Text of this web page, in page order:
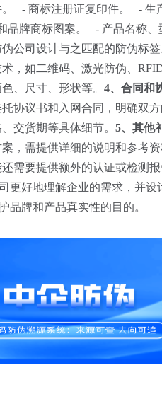
- 商标注册证复印件。
- 生
品牌商标图案。
- 产品名称、
公司设计与之匹配的防伪标签
，如二维码、激光防伪、RFID
、尺寸、形状等。 4、合同和
协议书和入网合同，明确双方
交货期等具体细节。 5、其他
，需提供详细的说明和参考资
需要提供额外的认证或检测报
更好地理解企业的需求，并
品牌和产品真实性的目的。